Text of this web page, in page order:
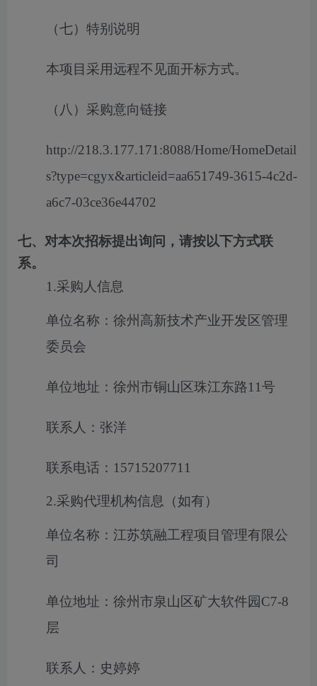
（七）特别说明
本项目采用远程不见面开标方式。
（八）采购意向链接
http://218.3.177.171:8088/Home/HomeDetail
s?type=cgyx&articleid=aa651749-3615-4c2d-
a6c7-03ce36e44702
七、对本次招标提出询问，请按以下方式联
系。
1.采购人信息
单位名称：徐州高新技术产业开发区管理
委员会
单位地址：徐州市铜山区珠江东路11号
联系人：张洋
联系电话：15715207711
2.采购代理机构信息（如有）
单位名称：江苏筑融工程项目管理有限公
司
单位地址：徐州市泉山区矿大软件园C7-8
层
联系人：史婷婷